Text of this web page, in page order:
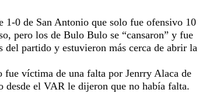
1-0 de San Antonio que solo fue ofensivo 10
pero los de Bulo Bulo se “cansaron” y fue
del partido y estuvieron más cerca de abrir la
víctima de una falta por Jenrry Alaca de
desde el VAR le dijeron que no había falta.